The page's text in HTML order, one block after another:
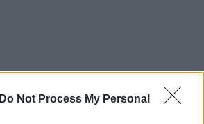
Do Not Process My Personal